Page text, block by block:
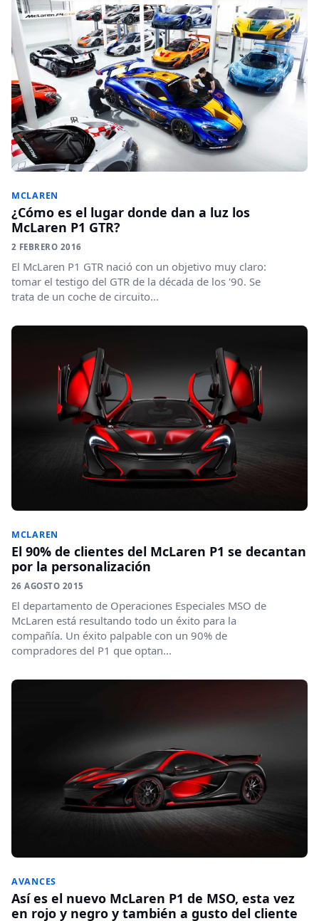
MCLAREN
¿Cómo es el lugar donde dan a luz los
McLaren P1 GTR?
2 FEBRERO 2016
El McLaren P1 GTR nació con un objetivo muy claro:
tomar el testigo del GTR de la década de los '90. Se
trata de un coche de circuito...
MCLAREN
El 90% de clientes del McLaren P1 se decantan
por la personalización
26 AGOSTO 2015
El departamento de Operaciones Especiales MSO de
McLaren está resultando todo un éxito para la
compañía. Un éxito palpable con un 90% de
compradores del P1 que optan...
AVANCES
Así es el nuevo McLaren P1 de MSO, esta vez
en rojo y negro y también a gusto del cliente